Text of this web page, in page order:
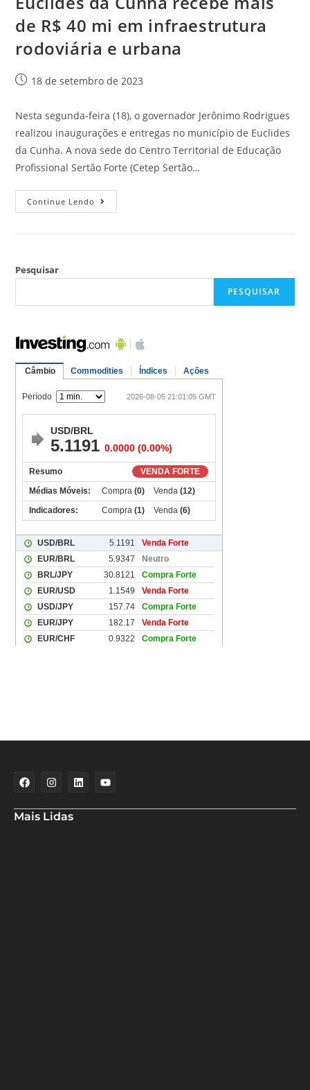
de R$ 40 mi em infraestrutura
rodoviária e urbana
18 de setembro de 2023
Nesta segunda-feira (18), o governador Jerônimo Rodrigues
realizou inaugurações e entregas no município de Euclides
da Cunha. A nova sede do Centro Territorial de Educação
Profissional Sertão Forte (Cetep Sertão…
Continue Lendo
Pesquisar
PESQUISAR
Mais Lidas